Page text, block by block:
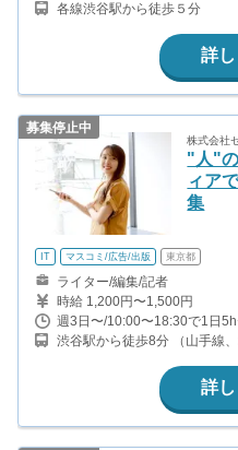
各線渋谷駅から徒歩５分
詳
募集停止中
株式会社
"人"
ィア
集
IT マスコミ/広告/出版 東京都
ライター/編集/記者
時給 1,200円〜1,500円
週3日〜/10:00〜18:30で1日
渋谷駅から徒歩8分 （山手線
詳